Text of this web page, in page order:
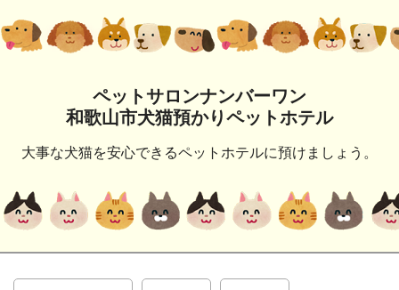
ペットサロンナンバーワン
和歌山市犬猫預かりペットホテル
大事な犬猫を安心できるペットホテルに預けましょう。